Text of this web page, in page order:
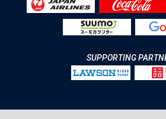
SUPPORTING